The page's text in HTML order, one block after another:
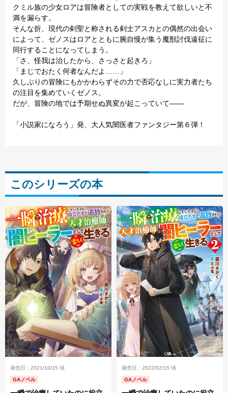
クミル族の少女ロアは冒険者としての実戦を教えて欲しいと不
満を漏らす。
そんな折、現代の剣聖と称される剣士アスカとの偶然の出会い
によって、ゼノスはロアとともに腕自慢が集う魔獣討伐遠征に
同行することになってしまう。
「さ、怪我は治したから、さっさと起きろ」
「まじでおたく何者なんだよ……」
久しぶりの冒険にもかかわらずその力で否応なしに実力者たち
の注目を集めていくゼノス。
だが、冒険の地では予期せぬ異変が起こっていて――
「小説家になろう」発、大人気闇医者ファンタジー第６弾！
このシリーズの本
発売日：2021/10/15 頃
GAノベル
発売日：2022/02/15 頃
GAノベル